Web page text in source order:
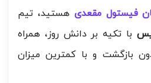
فیستول مقعدی هستید، تیم
با تکیه بر دانش روز، همراه
بازگشت و با کمترین میزان